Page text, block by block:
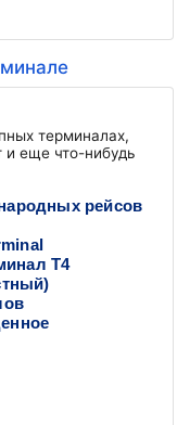
терминалах,
и еще что-нибудь
рейсов
Т4